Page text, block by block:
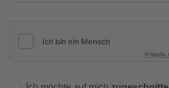
Friendly